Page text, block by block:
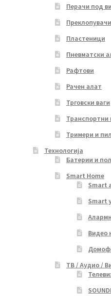
Перачи под
Пластеници
Пневматски
Рафтови
Рачен алат
Трговски ваги
Транспортни
Тримери и
Технологија
Батерии и
Smart Home
Smart
Smart
Видео
ТВ / Аудио /